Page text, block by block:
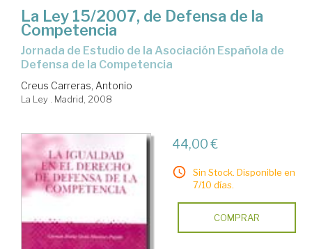
La Ley 15/2007, de Defensa de la
Competencia
Jornada de Estudio de la Asociación Española de
Defensa de la Competencia
Creus Carreras, Antonio
La Ley . Madrid, 2008
44,00 €
Sin Stock. Disponible en
7/10 días.
COMPRAR